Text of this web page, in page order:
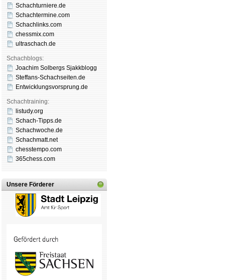
Schachturniere.de
Schachtermine.com
Schachlinks.com
chessmix.com
ultraschach.de
Schachblogs:
Joachim Solbergs Sjakkblogg
Steffans-Schachseiten.de
Entwicklungsvorsprung.de
Schachtraining:
listudy.org
Schach-Tipps.de
Schachwoche.de
Schachmatt.net
chesstempo.com
365chess.com
Unsere Förderer